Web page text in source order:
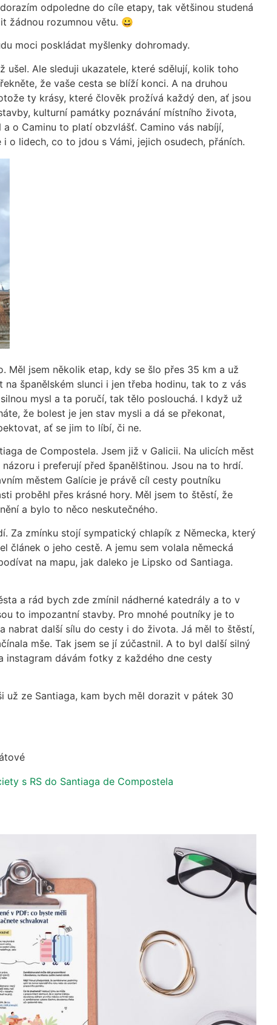
odpoledne do cíle etapy, tak většinou studená
žádnou rozumnou větu. 😀
moci poskládat myšlenky dohromady.
Ale sleduji ukazatele, které sdělují, kolik toho
že vaše cesta se blíží konci. A na druhou
ty krásy, které člověk prožívá každý den, ať jsou
kulturní památky poznávání místního života,
o Caminu to platí obzvlášť. Camino vás nabíjí,
o lidech, co to jdou s Vámi, jejich osudech, přáních.
Měl jsem několik etap, kdy se šlo přes 35 km a už
španělském slunci i jen třeba hodinu, tak to z vás
mysl a ta poručí, tak tělo poslouchá. I když už
že bolest je jen stav mysli a dá se překonat,
ať se jim to líbí, či ne.
de Compostela. Jsem již v Galicii. Na ulicích měst
i preferují před španělštinou. Jsou na to hrdí.
městem Galície je právě cíl cesty poutníku
proběhl přes krásné hory. Měl jsem to štěstí, že
a bylo to něco neskutečného.
Za zmínku stojí sympatický chlapík z Německa, který
článek o jeho cestě. A jemu sem volala německá
na mapu, jak daleko je Lipsko od Santiaga.
a rád bych zde zmínil nádherné katedrály a to v
to impozantní stavby. Pro mnohé poutníky je to
nabrat další sílu do cesty i do života. Já měl to štěstí,
mše. Tak jsem se jí zúčastnil. A to byl další silný
instagram dávám fotky z každého dne cesty
už ze Santiaga, kam bych měl dorazit v pátek 30
s RS do Santiaga de Compostela